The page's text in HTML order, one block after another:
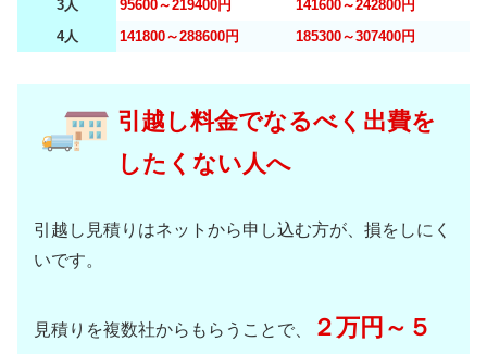
3人
95600～219400円
141600～242800円
4人
141800～288600円 185300～307400円
引越し料金でなるべく出費を
したくない人へ
引越し見積りはネットから申し込む方が、損をしにく
いです。
見積りを複数社からもらうことで、
２万円～５